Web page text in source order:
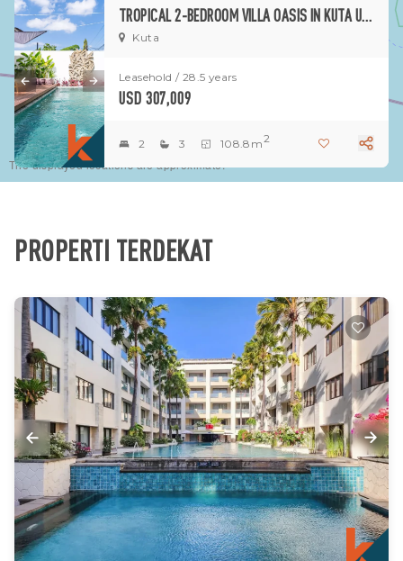
The displayed locations are approximate.
TROPICAL 2-BEDROOM VILLA OASIS IN KUTA UTARA
Kuta
Leasehold / 28.5 years
USD 307,009
2 3 108.8m2
PROPERTI TERDEKAT